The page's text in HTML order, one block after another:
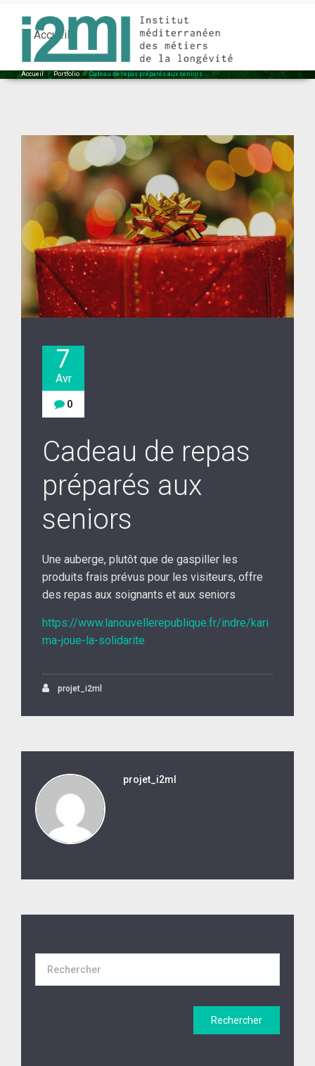
Accueil
Cadeau de repas préparés aux seniors
Accueil / Portfolio /Cadeau de repas préparés aux seniors
7
Avr
0
Cadeau de repas
préparés aux
seniors
Une auberge, plutôt que de gaspiller les
produits frais prévus pour les visiteurs, offre
des repas aux soignants et aux seniors
https://www.lanouvellerepublique.fr/indre/kari
ma-joue-la-solidarite
projet_i2ml
projet_i2ml